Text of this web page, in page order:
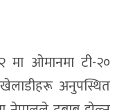
ओमानमा टी-२०
अनुपस्थित